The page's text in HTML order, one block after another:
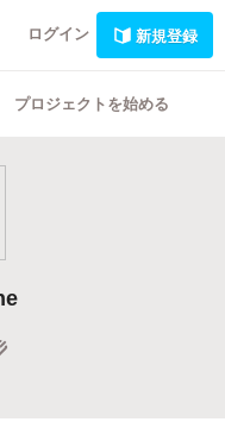
ログイン 新規登録
プロジェクトを始める